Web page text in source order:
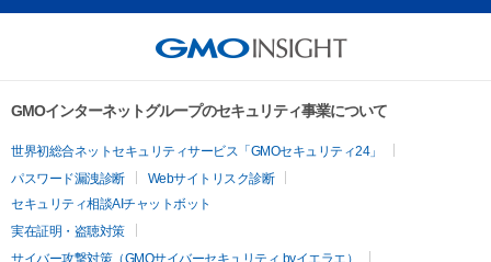
GMOインターネットグループのセキュリティ事業について
世界初総合ネットセキュリティサービス「GMOセキュリティ24」
パスワード漏洩診断
Webサイトリスク診断
セキュリティ相談AIチャットボット
実在証明・盗聴対策